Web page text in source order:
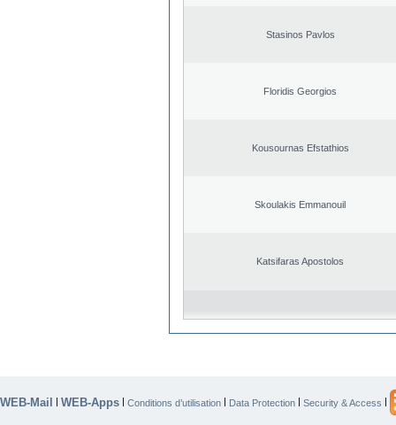
Stasinos Pavlos
Floridis Georgios
Kousournas Efstathios
Skoulakis Emmanouil
Katsifaras Apostolos
WEB-Mail WEB-Apps Conditions d’utilisation Data Protection Security & Access